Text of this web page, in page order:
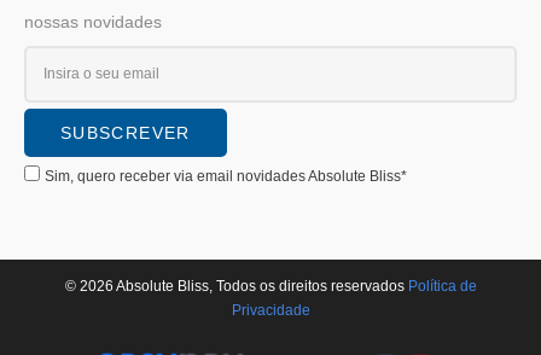
nossas novidades
Sim, quero receber via email novidades Absolute Bliss*
© 2026 Absolute Bliss, Todos os direitos reservados Polí­tica de
Privacidade